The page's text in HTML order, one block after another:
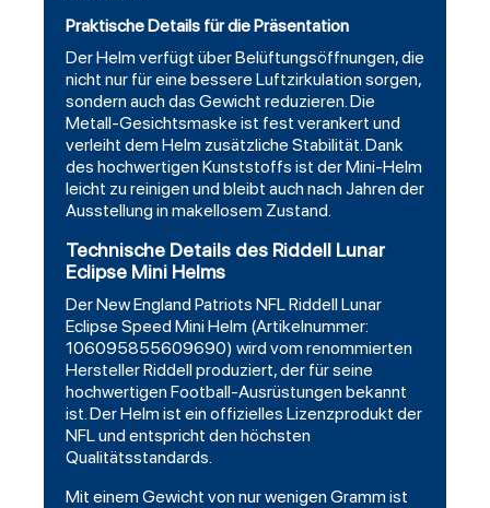
Praktische Details für die Präsentation
Der Helm verfügt über Belüftungsöffnungen, die
nicht nur für eine bessere Luftzirkulation sorgen,
sondern auch das Gewicht reduzieren. Die
Metall-Gesichtsmaske ist fest verankert und
verleiht dem Helm zusätzliche Stabilität. Dank
des hochwertigen Kunststoffs ist der Mini-Helm
leicht zu reinigen und bleibt auch nach Jahren der
Ausstellung in makellosem Zustand.
Technische Details des Riddell Lunar
Eclipse Mini Helms
Der New England Patriots NFL Riddell Lunar
Eclipse Speed Mini Helm (Artikelnummer:
106095855609690) wird vom renommierten
Hersteller Riddell produziert, der für seine
hochwertigenFootball-Ausrüstungen bekannt
ist. Der Helm ist ein offizielles Lizenzprodukt der
NFL und entspricht den höchsten
Qualitätsstandards.
Mit einem Gewicht von nur wenigen Gramm ist